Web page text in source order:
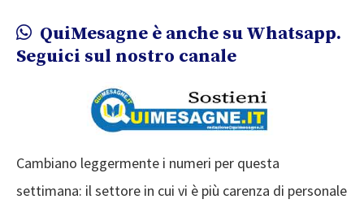
QuiMesagne è anche su Whatsapp.
Seguici sul nostro canale
Cambiano leggermente i numeri per questa
settimana: il settore in cui vi è più carenza di personale